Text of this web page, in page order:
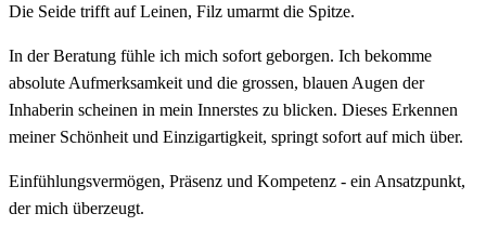
Die Seide trifft auf Leinen, Filz umarmt die Spitze.
In der Beratung fühle ich mich sofort geborgen. Ich bekomme
absolute Aufmerksamkeit und die grossen, blauen Augen der
Inhaberin scheinen in mein Innerstes zu blicken. Dieses Erkennen
meiner Schönheit und Einzigartigkeit, springt sofort auf mich über.
Einfühlungsvermögen, Präsenz und Kompetenz - ein Ansatzpunkt,
der mich überzeugt.